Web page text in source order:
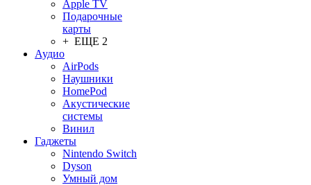
Apple TV
Подарочные
карты
+ ЕЩЕ 2
Аудио
AirPods
Наушники
HomePod
Акустические
системы
Винил
Гаджеты
Nintendo Switch
Dyson
Умный дом